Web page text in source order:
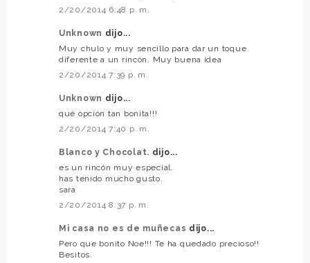
2/20/2014 6:48 p. m.
Unknown dijo...
Muy chulo y muy sencillo para dar un toque
diferente a un rincón. Muy buena idea
2/20/2014 7:39 p. m.
Unknown dijo...
qué opción tan bonita!!!
2/20/2014 7:40 p. m.
Blanco y Chocolat. dijo...
es un rincón muy especial.
has tenido mucho gusto.
sara
2/20/2014 8:37 p. m.
Mi casa no es de muñecas dijo...
Pero que bonito Noe!!! Te ha quedado precioso!!
Besitos.